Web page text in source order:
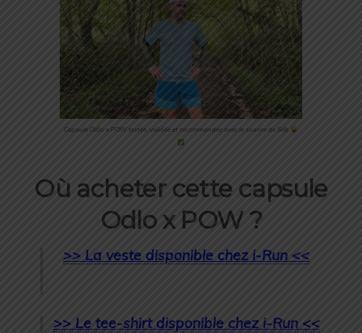
Capsule Odlo x POW testée, validée et recommandée avec le sourire de Séb
Où acheter cette capsule
Odlo x POW ?
>> La veste disponible chez i-Run <<
>> Le tee-shirt disponible chez i-Run <<